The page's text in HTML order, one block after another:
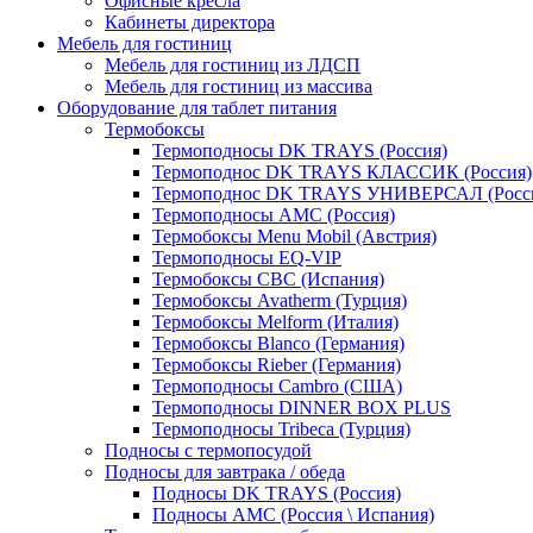
Кабинеты директора
Мебель для гостиниц
Мебель для гостиниц из ЛДСП
Мебель для гостиниц из массива
Оборудование для таблет питания
Термобоксы
Термоподносы DK TRAYS (Россия)
Термоподнос DK TRAYS КЛАССИК (Россия)
Термоподнос DK TRAYS УНИВЕРСАЛ
Термоподносы AMC (Россия)
Термобоксы Menu Mobil (Австрия)
Термоподносы EQ-VIP
Термобоксы CBC (Испания)
Термобоксы Avatherm (Турция)
Термобоксы Melform (Италия)
Термобоксы Blanco (Германия)
Термобоксы Rieber (Германия)
Термоподносы Cambro (США)
Термоподносы DINNER BOX PLUS
Термоподносы Tribeca (Турция)
Подносы с термопосудой
Подносы для завтрака / обеда
Подносы DK TRAYS (Россия)
Подносы AMC (Россия \ Испания)